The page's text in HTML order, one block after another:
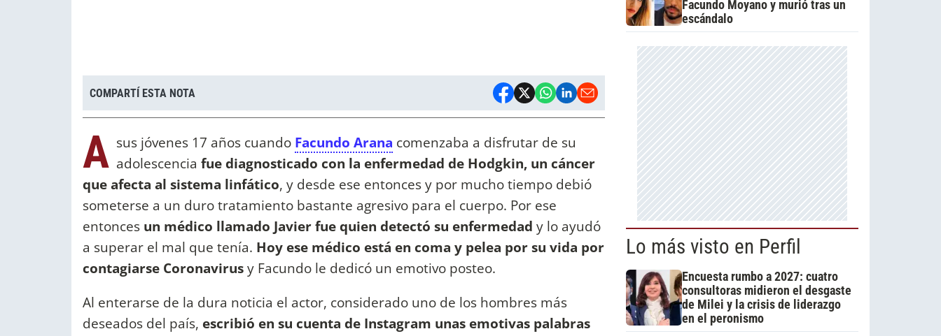
COMPARTÍ ESTA NOTA
A sus jóvenes 17 años cuando Facundo Arana comenzaba a disfrutar de su
adolescencia fue diagnosticado con la enfermedad de Hodgkin, un cáncer
que afecta al sistema linfático, y desde ese entonces y por mucho tiempo debió
someterse a un duro tratamiento bastante agresivo para el cuerpo. Por ese
entonces un médico llamado Javier fue quien detectó su enfermedad y lo ayudó
a superar el mal que tenía. Hoy ese médico está en coma y pelea por su vida por
contagiarse Coronavirusy Facundo le dedicó un emotivo posteo.
Al enterarse de la dura noticia el actor, considerado uno de los hombres más
deseados del país, escribió en su cuenta de Instagram unas emotivas palabras
Facundo Moyano y murió tras un
escándalo
Lo más visto en Perfil
Encuesta rumbo a 2027: cuatro
consultoras midieron el desgaste
de Milei y la crisis de liderazgo
en el peronismo